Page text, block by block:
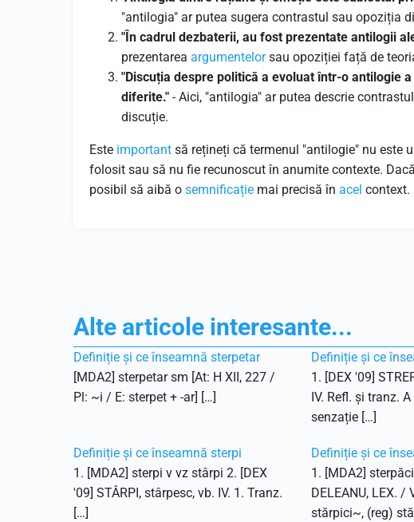
"antilogia" ar putea sugera contrastul sau opoziția
"În cadrul dezbaterii, au fost prezentate antilogii
prezentarea argumentelorsau opoziției față de
"Discuția despre politică a evoluat într-o antilogie
diferite." - Aici, "antilogia" ar putea descrie
discuție.
Este important să rețineți că termenul "antilogie" nu este
folosit sau să nu fie recunoscut în anumite contexte.
posibil să aibă o semnificație mai precisă în acel context.
Alte articole interesante...
Definiție și ce înseamnă sterpetar
[MDA2] sterpetar sm [At: H XII, 227 /
Pl: ~i / E: sterpet + -ar] […]
Definiție și ce
1. [DEX '09]
IV. Refl. și tranz.
senzație […]
Definiție și ce înseamnă sterpi
1. [MDA2] sterpi v vz stârpi 2. [DEX
'09] STÂRPI, stârpesc, vb. IV. 1. Tranz.
[…]
Definiție și ce
1. [MDA2]
DELEANU, LEX. /
stărpici~, (reg)